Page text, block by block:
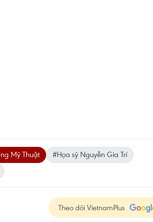
Mỹ Thuật
#Họa sỹ Nguyễn Gia Trí
Theo dõi VietnamPlus